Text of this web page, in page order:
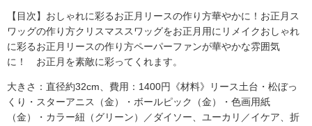
【目次】おしゃれに彩るお正月リースの作り方華やかに！お正月ス
ワッグの作り方クリスマススワッグをお正月用にリメイクおしゃれ
に彩るお正月リースの作り方ペーパーファンが華やかな雰囲気
に！ お正月を素敵に彩ってくれます。
大きさ：直径約32cm、費用：1400円《材料》リース土台・松ぼっ
くり・スターアニス（金）・ボールピック（金）・色画用紙
（金）・カラー紐（グリーン）／ダイソー、ユーカリ／イケア、折